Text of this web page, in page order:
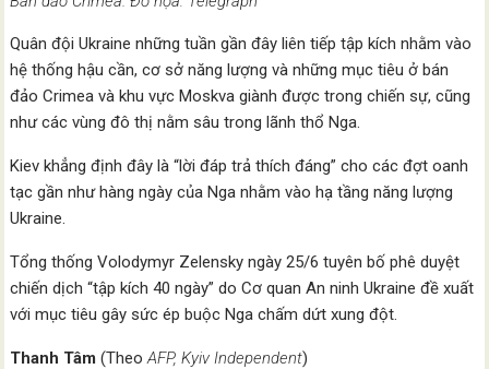
Quân đội Ukraine những tuần gần đây liên tiếp tập kích nhằm vào
hệ thống hậu cần, cơ sở năng lượng và những mục tiêu ở bán
đảo Crimea và khu vực Moskva giành được trong chiến sự, cũng
như các vùng đô thị nằm sâu trong lãnh thổ Nga.
Kiev khẳng định đây là “lời đáp trả thích đáng” cho các đợt oanh
tạc gần như hàng ngày của Nga nhằm vào hạ tầng năng lượng
Ukraine.
Tổng thống Volodymyr Zelensky ngày 25/6 tuyên bố phê duyệt
chiến dịch “tập kích 40 ngày” do Cơ quan An ninh Ukraine đề xuất
với mục tiêu gây sức ép buộc Nga chấm dứt xung đột.
Thanh Tâm (TheoAFP, Kyiv Independent)